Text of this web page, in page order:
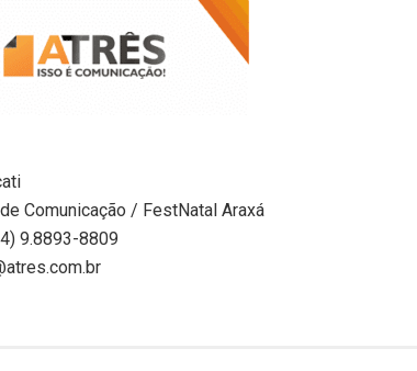
Comunicação / FestNatal Araxá
9.8893-8809